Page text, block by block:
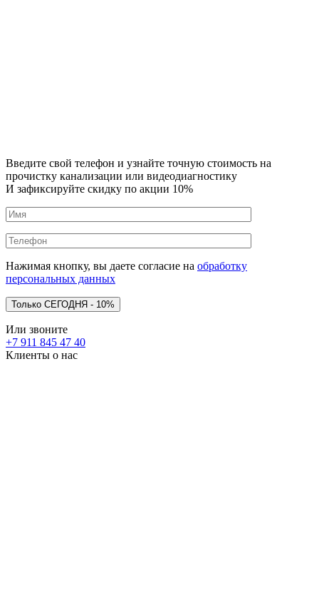
Введите свой телефон и узнайте точную стоимость на
прочистку канализации или видеодиагностику
И зафиксируйте скидку по акции 10%
Нажимая кнопку, вы даете согласие на обработку
персональных данных
Или звоните
+7 911 845 47 40
Клиенты о нас